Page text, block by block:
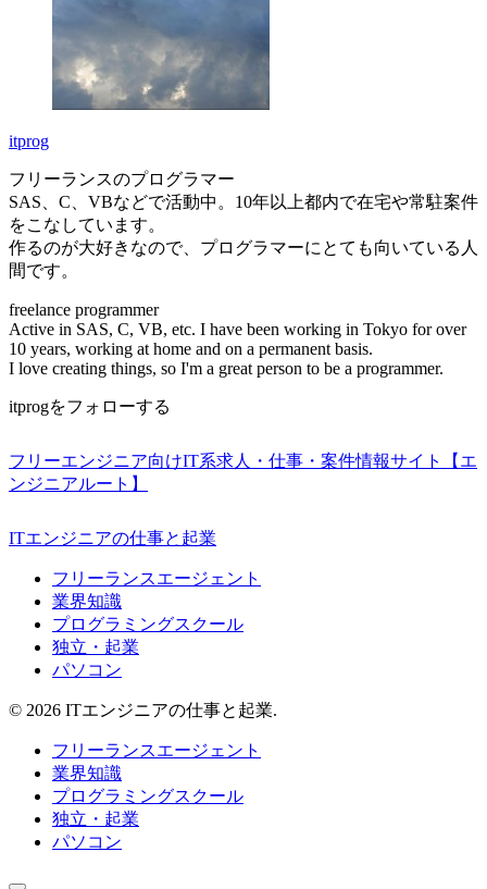
itprog
フリーランスのプログラマー
SAS、C、VBなどで活動中。10年以上都内で在宅や常駐案件
をこなしています。
作るのが大好きなので、プログラマーにとても向いている人
間です。
freelance programmer
Active in SAS, C, VB, etc. I have been working in Tokyo for over
10 years, working at home and on a permanent basis.
I love creating things, so I'm a great person to be a programmer.
itprogをフォローする
フリーエンジニア向けIT系求人・仕事・案件情報サイト【エ
ンジニアルート】
ITエンジニアの仕事と起業
フリーランスエージェント
業界知識
プログラミングスクール
独立・起業
パソコン
© 2026 ITエンジニアの仕事と起業.
フリーランスエージェント
業界知識
プログラミングスクール
独立・起業
パソコン